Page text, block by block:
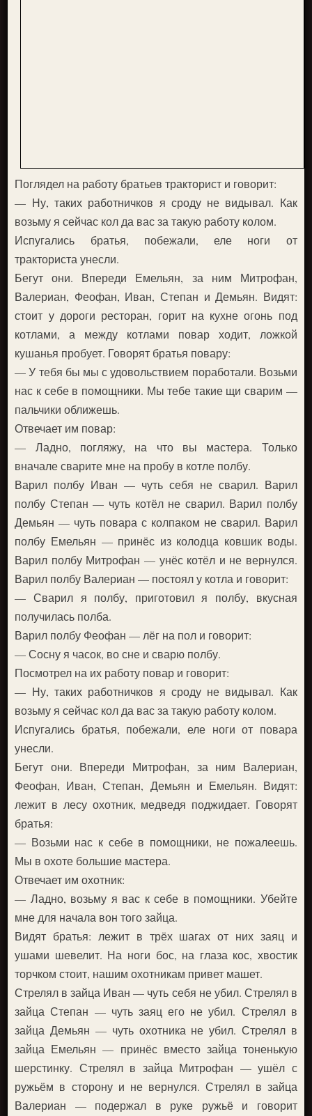
Поглядел на работу братьев тракторист и говорит:
— Ну, таких работничков я сроду не видывал. Как
возьму я сейчас кол да вас за такую работу колом.
Испугались братья, побежали, еле ноги от
тракториста унесли.
Бегут они. Впереди Емельян, за ним Митрофан,
Валериан, Феофан, Иван, Степан и Демьян. Видят:
стоит у дороги ресторан, горит на кухне огонь под
котлами, а между котлами повар ходит, ложкой
кушанья пробует. Говорят братья повару:
— У тебя бы мы с удовольствием поработали. Возьми
нас к себе в помощники. Мы тебе такие щи сварим —
пальчики оближешь.
Отвечает им повар:
— Ладно, погляжу, на что вы мастера. Только
вначале сварите мне на пробу в котле полбу.
Варил полбу Иван — чуть себя не сварил. Варил
полбу Степан — чуть котёл не сварил. Варил полбу
Демьян — чуть повара с колпаком не сварил. Варил
полбу Емельян — принёс из колодца ковшик воды.
Варил полбу Митрофан — унёс котёл и не вернулся.
Варил полбу Валериан — постоял у котла и говорит:
— Сварил я полбу, приготовил я полбу, вкусная
получилась полба.
Варил полбу Феофан — лёг на пол и говорит:
— Сосну я часок, во сне и сварю полбу.
Посмотрел на их работу повар и говорит:
— Ну, таких работничков я сроду не видывал. Как
возьму я сейчас кол да вас за такую работу колом.
Испугались братья, побежали, еле ноги от повара
унесли.
Бегут они. Впереди Митрофан, за ним Валериан,
Феофан, Иван, Степан, Демьян и Емельян. Видят:
лежит в лесу охотник, медведя поджидает. Говорят
братья:
— Возьми нас к себе в помощники, не пожалеешь.
Мы в охоте большие мастера.
Отвечает им охотник:
— Ладно, возьму я вас к себе в помощники. Убейте
мне для начала вон того зайца.
Видят братья: лежит в трёх шагах от них заяц и
ушами шевелит. На ноги бос, на глаза кос, хвостик
торчком стоит, нашим охотникам привет машет.
Стрелял в зайца Иван — чуть себя не убил. Стрелял в
зайца Степан — чуть заяц его не убил. Стрелял в
зайца Демьян — чуть охотника не убил. Стрелял в
зайца Емельян — принёс вместо зайца тоненькую
шерстинку. Стрелял в зайца Митрофан — ушёл с
ружьём в сторону и не вернулся. Стрелял в зайца
Валериан — подержал в руке ружьё и говорит